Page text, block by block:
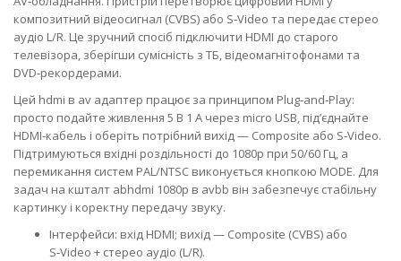
композитний відеосигнал (CVBS) або S‑Video та передає стерео
аудіо L/R. Це зручний спосіб підключити HDMI до старого
телевізора, зберігши сумісність з ТБ, відеомагнітофонами та
DVD‑рекордерами.
Цей hdmi в av адаптер працює за принципом Plug‑and‑Play:
просто подайте живлення 5 В 1 А через micro USB, під’єднайте
HDMI‑кабель і оберіть потрібний вихід — Composite або S‑Video.
Підтримуються вхідні роздільності до 1080p при 50/60 Гц, а
перемикання систем PAL/NTSC виконується кнопкою MODE. Для
задач на кшталт abhdmi 1080p в avbb він забезпечує стабільну
картинку і коректну передачу звуку.
Інтерфейси: вхід HDMI; вихід — Composite (CVBS) або
S‑Video + стерео аудіо (L/R).